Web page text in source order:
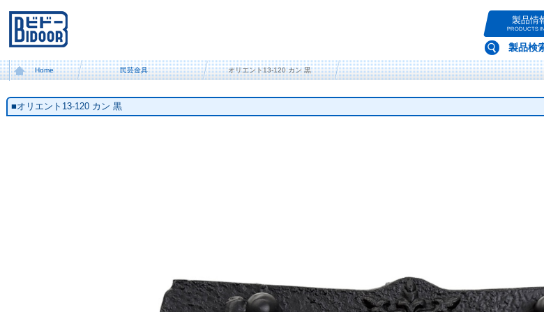
製品情
PRODUCTS
製品検
Home 民芸金具 オリエント13-120 カン 黒
■オリエント13-120 カン 黒